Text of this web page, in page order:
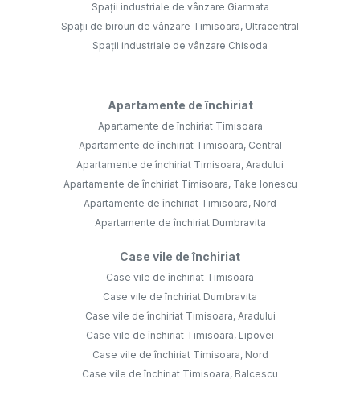
Spații industriale de vânzare Giarmata
Spații de birouri de vânzare Timisoara, Ultracentral
Spații industriale de vânzare Chisoda
Apartamente de închiriat
Apartamente de închiriat Timisoara
Apartamente de închiriat Timisoara, Central
Apartamente de închiriat Timisoara, Aradului
Apartamente de închiriat Timisoara, Take Ionescu
Apartamente de închiriat Timisoara, Nord
Apartamente de închiriat Dumbravita
Case vile de închiriat
Case vile de închiriat Timisoara
Case vile de închiriat Dumbravita
Case vile de închiriat Timisoara, Aradului
Case vile de închiriat Timisoara, Lipovei
Case vile de închiriat Timisoara, Nord
Case vile de închiriat Timisoara, Balcescu